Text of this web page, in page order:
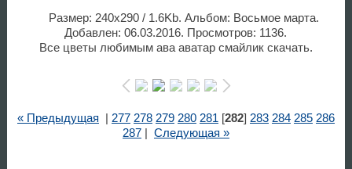
Размер: 240x290 / 1.6Kb. Альбом: Восьмое марта.
Добавлен: 06.03.2016. Просмотров: 1136.
Все цветы любимым ава аватар смайлик скачать.
« Предыдущая 277 278 279 280 281 [282] 283 284 285 286
287| Следующая »